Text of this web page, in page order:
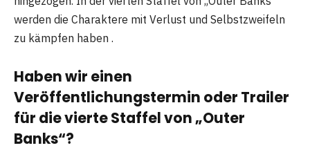
werden die Charaktere mit Verlust und Selbstzweifeln
zu kämpfen haben .
Haben wir einen
Veröffentlichungstermin oder Trailer
für die vierte Staffel von „Outer
Banks“?